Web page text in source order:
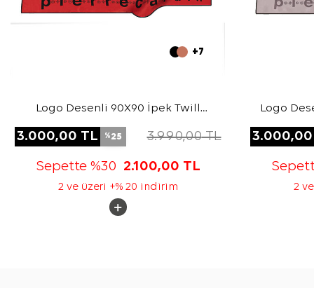
+7
Logo Desenli 90X90 İpek Twill
3.000,00 TL %25 3.990,00TL
Sepette %30 2.100,00 TL
2 ve üzeri +% 20 indirim
Logo
3.000,00
2